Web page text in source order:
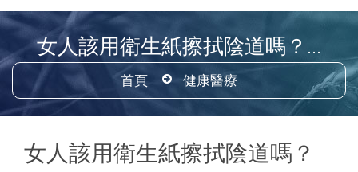
女人該用衛生紙擦拭陰道嗎？...
首頁 健康醫療
女人該用衛生紙擦拭陰道嗎？